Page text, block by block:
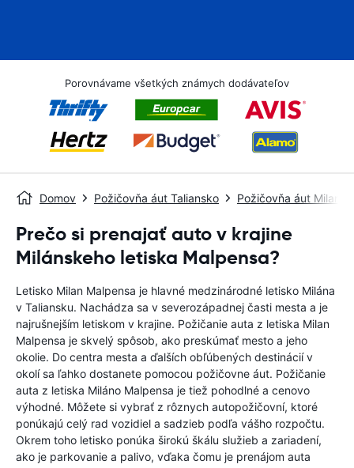
Porovnávame všetkých známych dodávateľov
Domov Požičovňa áut Taliansko Požičovňa áut Milan
Prečo si prenajať auto v krajine
Milánskeho letiska Malpensa?
Letisko Milan Malpensa je hlavné medzinárodné letisko Milána
v Taliansku. Nachádza sa v severozápadnej časti mesta a je
najrušnejším letiskom v krajine. Požičanie auta z letiska Milan
Malpensa je skvelý spôsob, ako preskúmať mesto a jeho
okolie. Do centra mesta a ďalších obľúbených destinácií v
okolí sa ľahko dostanete pomocou požičovne áut. Požičanie
auta z letiska Miláno Malpensa je tiež pohodlné a cenovo
výhodné. Môžete si vybrať z rôznych autopožičovní, ktoré
ponúkajú celý rad vozidiel a sadzieb podľa vášho rozpočtu.
Okrem toho letisko ponúka širokú škálu služieb a zariadení,
ako je parkovanie a palivo, vďaka čomu je prenájom auta